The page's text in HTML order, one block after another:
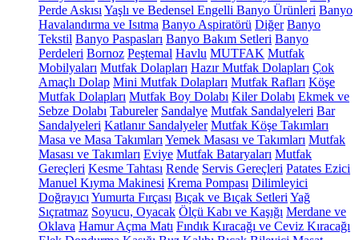
Perde Askısı Yaşlı ve Bedensel Engelli Banyo Ürünleri Banyo
Havalandırma ve Isıtma Banyo Aspiratörü Diğer Banyo
Tekstil Banyo Paspasları Banyo Bakım Setleri Banyo
Perdeleri Bornoz Peştemal Havlu MUTFAK Mutfak
Mobilyaları Mutfak Dolapları Hazır Mutfak Dolapları Çok
Amaçlı Dolap Mini Mutfak Dolapları Mutfak Rafları Köşe
Mutfak Dolapları Mutfak Boy Dolabı Kiler Dolabı Ekmek ve
Sebze Dolabı Tabureler Sandalye Mutfak Sandalyeleri Bar
Sandalyeleri Katlanır Sandalyeler Mutfak Köşe Takımları
Masa ve Masa Takımları Yemek Masası ve Takımları Mutfak
Masası ve Takımları Eviye Mutfak Bataryaları Mutfak
Gereçleri Kesme Tahtası Rende Servis Gereçleri Patates Ezici
Manuel Kıyma Makinesi Krema Pompası Dilimleyici
Doğrayıcı Yumurta Fırçası Bıçak ve Bıçak Setleri Yağ
Sıçratmaz Soyucu, Oyacak Ölçü Kabı ve Kaşığı Merdane ve
Oklava Hamur Açma Matı Fındık Kıracağı ve Ceviz Kıracağı